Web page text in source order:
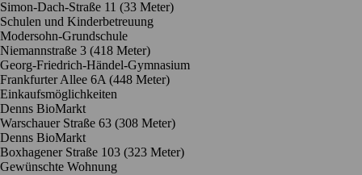
Simon-Dach-Straße 11 (33 Meter)
Schulen und Kinderbetreuung
Modersohn-Grundschule
Niemannstraße 3 (418 Meter)
Georg-Friedrich-Händel-Gymnasium
Frankfurter Allee 6A (448 Meter)
Einkaufsmöglichkeiten
Denns BioMarkt
Warschauer Straße 63 (308 Meter)
Denns BioMarkt
Boxhagener Straße 103 (323 Meter)
Gewünschte Wohnung